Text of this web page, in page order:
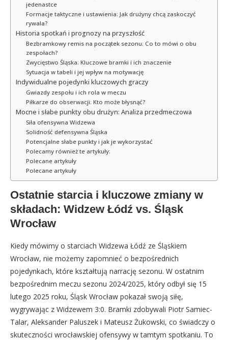
jedenastce
Formacje taktyczne i ustawienia: Jak drużyny chcą zaskoczyć
rywala?
Historia spotkań i prognozy na przyszłość
Bezbramkowy remis na początek sezonu: Co to mówi o obu
zespołach?
Zwycięstwo Śląska: Kluczowe bramki i ich znaczenie
Sytuacja w tabeli i jej wpływ na motywację
Indywidualne pojedynki kluczowych graczy
Gwiazdy zespołu i ich rola w meczu
Piłkarze do obserwacji: Kto może błysnąć?
Mocne i słabe punkty obu drużyn: Analiza przedmeczowa
Siła ofensywna Widzewa
Solidność defensywna Śląska
Potencjalne słabe punkty i jak je wykorzystać
Polecamy również te artykuły:
Polecane artykuły
Polecane artykuły
Ostatnie starcia i kluczowe zmiany w
składach: Widzew Łódź vs. Śląsk
Wrocław
Kiedy mówimy o starciach Widzewa Łódź ze Śląskiem
Wrocław, nie możemy zapomnieć o bezpośrednich
pojedynkach, które kształtują narrację sezonu. W ostatnim
bezpośrednim meczu sezonu 2024/2025, który odbył się 15
lutego 2025 roku, Śląsk Wrocław pokazał swoją siłę,
wygrywając z Widzewem 3:0. Bramki zdobywali Piotr Samiec-
Talar, Aleksander Paluszek i Mateusz Żukowski, co świadczy o
skuteczności wrocławskiej ofensywy w tamtym spotkaniu. To